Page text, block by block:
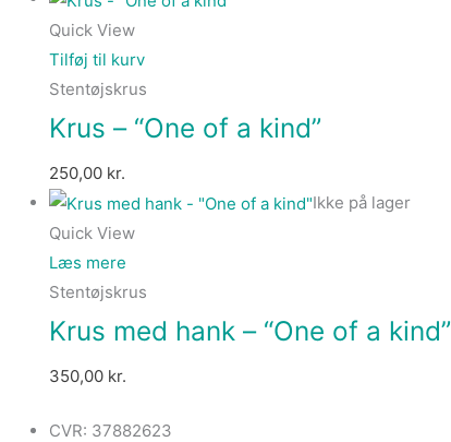
Quick View
Tilføj til kurv
Stentøjskrus
Krus – “One of a kind”
250,00 kr.
Ikke på lager
Quick View
Læs mere
Stentøjskrus
Krus med hank – “One of a kind”
350,00 kr.
CVR: 37882623